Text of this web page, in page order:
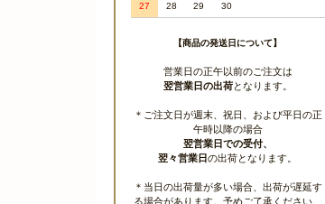
27 28 29 30
【商品の発送日について】
営業日の正午以前のご注文は
翌営業日の出荷となります。
＊ご注文日が週末、祝日、および平日の正
午時以降の場合
翌営業日での受付、
翌々営業日の出荷となります。
＊当日の出荷量が多い場合、出荷が遅延す
る場合があります。予めご了承ください。